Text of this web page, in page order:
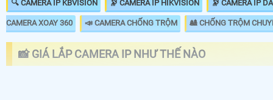
🔍 CAMERA IP KBVISION 🔭 CAMERA IP HIKVISION 🔭 CAMERA IP
CAMERA XOAY 360 📣 CAMERA CHỐNG TRỘM 🎎 CHỐNG TRỘM
📸 GIÁ LẮP CAMERA IP NHƯ THẾ NÀO